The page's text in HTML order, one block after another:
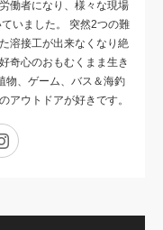
働者になり、様々な現場
いました。 突然2つの難
溶接工が出来なくなり絶
奇心のおもむくまま生き
物、ゲーム、バス＆海釣
アウトドアが好きです。